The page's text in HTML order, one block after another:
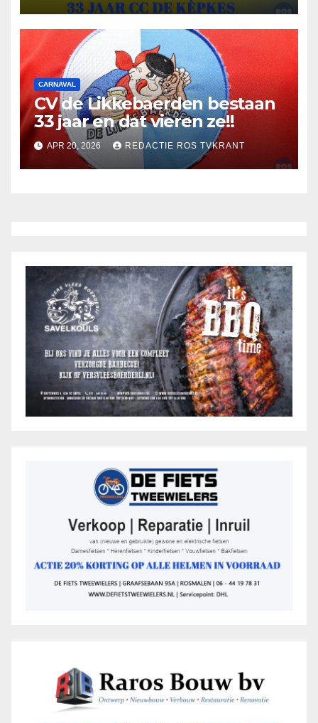
CARNAVAL
CV de Likkebaerden bestaan
33 jaar en dat vieren ze!!
APR 20, 2026 REDACTIE ROS TVKRANT